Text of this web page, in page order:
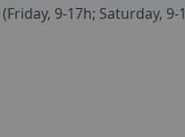
(Friday, 9-17h; Saturday, 9-